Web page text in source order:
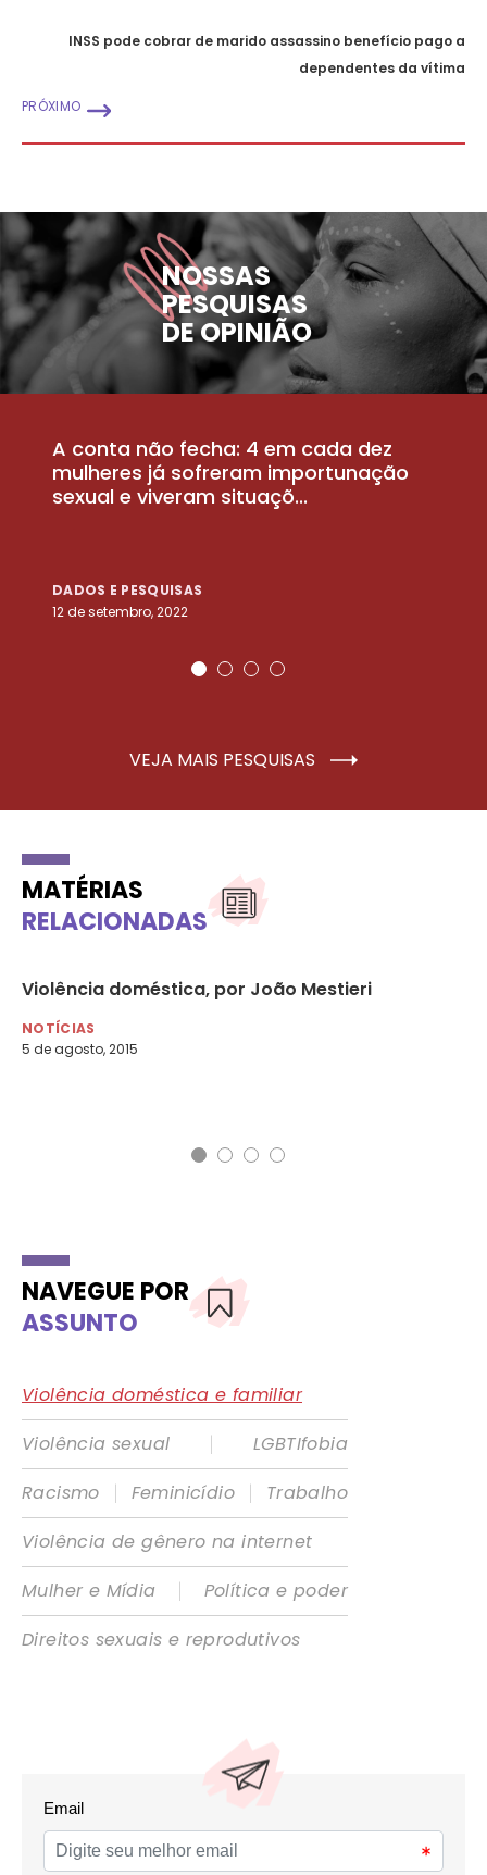
INSS pode cobrar de marido assassino benefício pago a
dependentes da vítima
PRÓXIMO
NOSSAS
PESQUISAS
DE OPINIÃO
A conta não fecha: 4 em cada dez
mulheres já sofreram importunação
sexual e viveram situaçõ...
DADOS E PESQUISAS
12 de setembro, 2022
VEJA MAIS PESQUISAS
MATÉRIAS
RELACIONADAS
Violência doméstica, por João Mestieri
NOTÍCIAS
5 de agosto, 2015
NAVEGUE POR
ASSUNTO
Violência doméstica e familiar
Violência sexual
|
LGBTIfobia
Racismo
| Feminicídio |
Trabalho
Violência de gênero na internet
Mulher e Mídia
|
Política e poder
Direitos sexuais e reprodutivos